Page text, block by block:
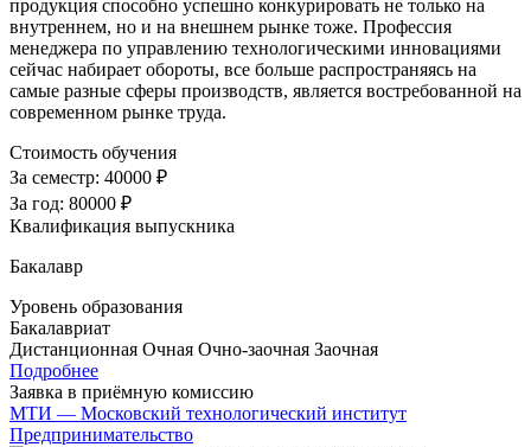
продукция способно успешно конкурировать не только на
внутреннем, но и на внешнем рынке тоже. Профессия
менеджера по управлению технологическими инновациями
сейчас набирает обороты, все больше распространяясь на
самые разные сферы производств, является востребованной на
современном рынке труда.
Стоимость обучения
За семестр: 40000 ₽
За год: 80000 ₽
Квалификация выпускника
Бакалавр
Уровень образования
Бакалавриат
Дистанционная Очная Очно-заочная Заочная
Подробнее
Заявка в приёмную комиссию
МТИ — Московский технологический институт
Предпринимательство